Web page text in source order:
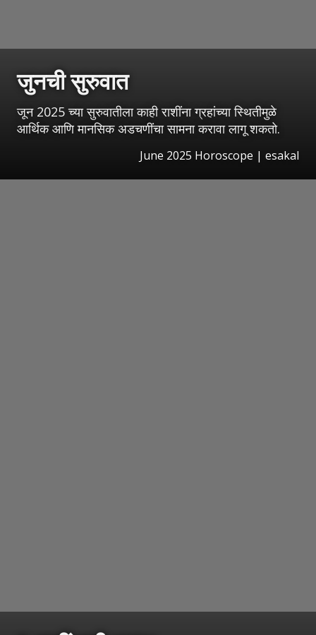
जुनची सुरुवात
जून 2025 च्या सुरुवातीला काही राशींना ग्रहांच्या स्थितीमुळे
आर्थिक आणि मानसिक अडचणींचा सामना करावा लागू शकतो.
June 2025 Horoscope | esakal